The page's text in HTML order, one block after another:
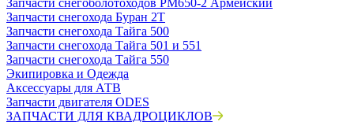
Запчасти снегоболотоходов РМ650-2 Армейский
Запчасти снегохода Буран 2Т
Запчасти снегохода Тайга 500
Запчасти снегохода Тайга 501 и 551
Запчасти снегохода Тайга 550
Экипировка и Одежда
Аксессуары для АТВ
Запчасти двигателя ODES
ЗАПЧАСТИ ДЛЯ КВАДРОЦИКЛОВ